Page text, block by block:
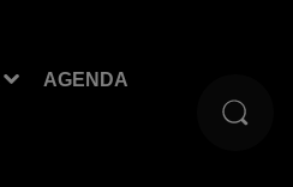
AGENDA